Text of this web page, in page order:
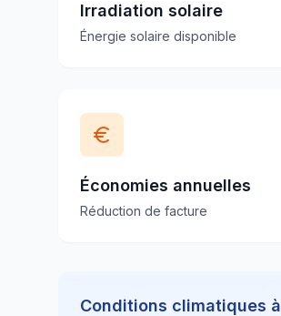
Irradiation solaire
Énergie solaire disponible
Économies annuelles
Réduction de facture
Conditions climatiques à